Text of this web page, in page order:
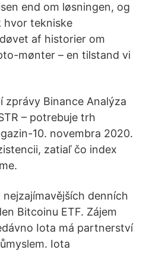
end om løsningen, og
hvor tekniske
af historier om
mønter – en tilstand vi
Binance Analýza
– potrebuje trh
10. novembra 2020.
zatiaľ čo index
denních
Bitcoinu ETF. Zájem
Iota má partnerství
Iota